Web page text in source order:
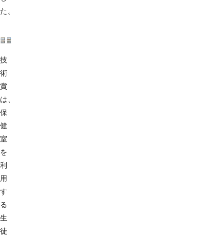
た。
技
術
賞
は、
保
健
室
を
利
用
す
る
生
徒